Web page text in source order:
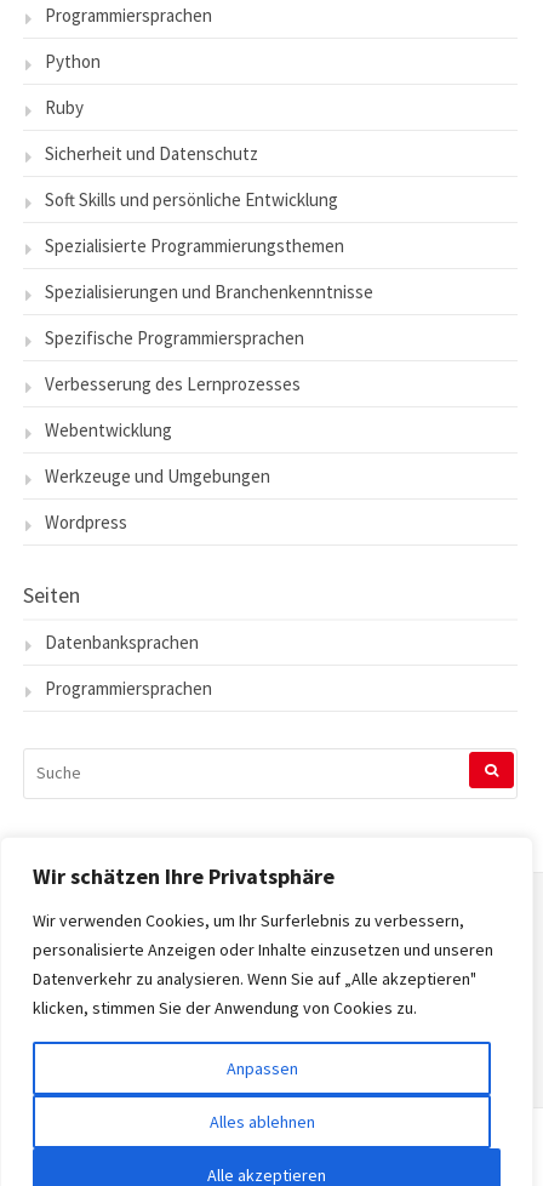
Wir schätzen Ihre Privatsphäre
Wir verwenden Cookies, um Ihr Surferlebnis zu verbessern,
personalisierte Anzeigen oder Inhalte einzusetzen und unseren
Datenverkehr zu analysieren. Wenn Sie auf „Alle akzeptieren"
klicken, stimmen Sie der Anwendung von Cookies zu.
Anpassen
Alles ablehnen
Alle akzeptieren
Programmiersprachen
Python
Ruby
Sicherheit und Datenschutz
Soft Skills und persönliche Entwicklung
Spezialisierte Programmierungsthemen
Spezialisierungen und Branchenkenntnisse
Spezifische Programmiersprachen
Verbesserung des Lernprozesses
Webentwicklung
Werkzeuge und Umgebungen
Wordpress
Seiten
Datenbanksprachen
Programmiersprachen
NACH:
Startseite
Datenschutzerklärung
Copyright © 2026 Tecnopedia. Alle Rechte vorbehalten.